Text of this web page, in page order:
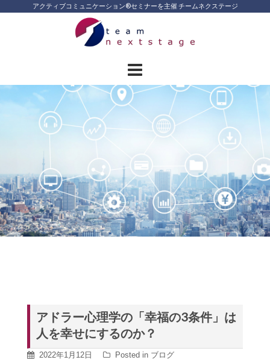
アクティブコミュニケーション®︎セミナーを主催 チームネクステージ
アドラー心理学の「幸福の3条件」は
人を幸せにするのか？
2022年1月12日 Posted in ブログ